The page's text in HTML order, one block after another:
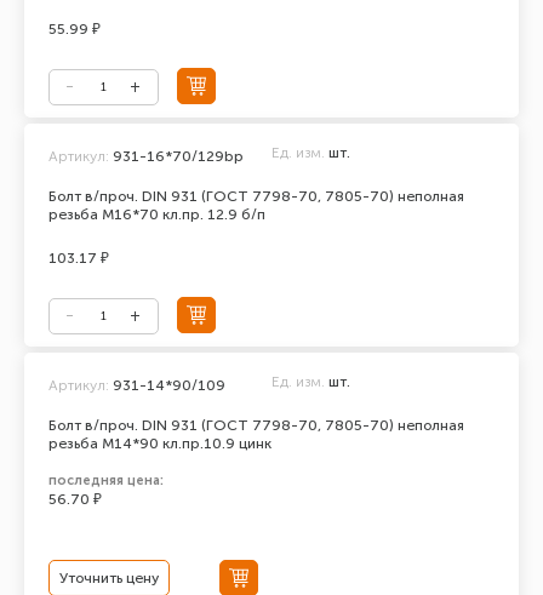
55.99 ₽
Болт в/проч. DIN 931 (ГОСТ 7798-70, 7805-70) неполная
резьба М16*70 кл.пр. 12.9 б/п
Артикул: 931-16*70/129bp Ед. изм. шт.
103.17 ₽
Болт в/проч. DIN 931 (ГОСТ 7798-70, 7805-70) неполная
резьба М14*90 кл.пр.10.9 цинк
Артикул: 931-14*90/109 Ед. изм. шт.
последняя цена:
56.70 ₽
Уточнить цену